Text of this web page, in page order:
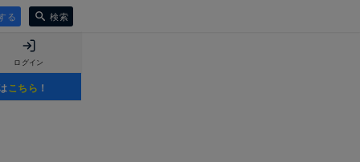
る 検索
ログイン
こちら ！